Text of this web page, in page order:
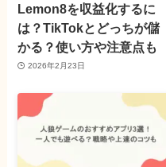
Lemon8を収益化するに
は？TikTokとどっちが儲
かる？使い方や注意点も
2026年2月23日